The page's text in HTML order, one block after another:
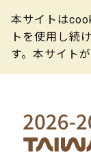
本サイトは
トを使用し続
す。本サイト